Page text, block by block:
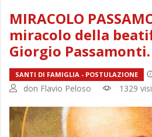
MIRACOLO
miracolo della
Giorgio Passamonti.
SANTI DI FAMIGLIA - POSTULAZIONE
don Flavio Peloso
1329